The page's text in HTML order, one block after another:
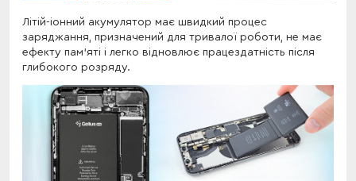
Літій-іонний акумулятор має швидкий процес
заряджання, призначений для тривалої роботи, не має
ефекту пам'яті і легко відновлює працездатність після
глибокого розряду.